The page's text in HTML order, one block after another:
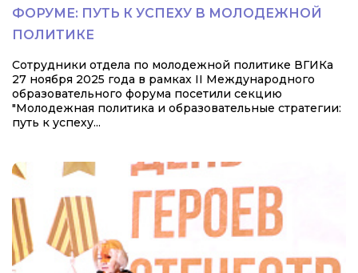
ФОРУМЕ: ПУТЬ К УСПЕХУ В МОЛОДЕЖНОЙ
ПОЛИТИКЕ
Сотрудники отдела по молодежной политике ВГИКа
27 ноября 2025 года в рамках II Международного
образовательного форума посетили секцию
"Молодежная политика и образовательные стратегии:
путь к успеху...